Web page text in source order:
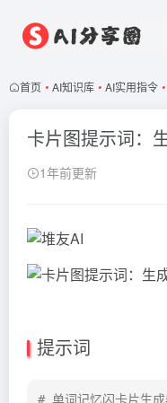
首页 • AI知识库 • AI实用指令 •
卡片图提示词：
1年前更新
提示词
# 单词记忆闪卡片生